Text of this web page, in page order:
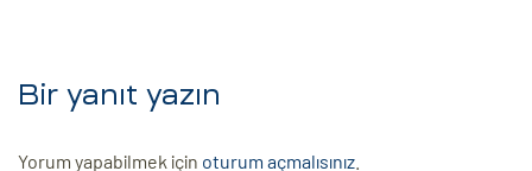
Bir yanıt yazın
Yorum yapabilmek için oturum açmalısınız